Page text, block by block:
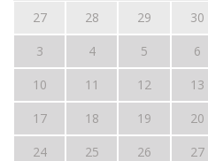
27
28 29 30
3
4 5 6
10
11 12 13
17
18 19 20
24
25 26 27